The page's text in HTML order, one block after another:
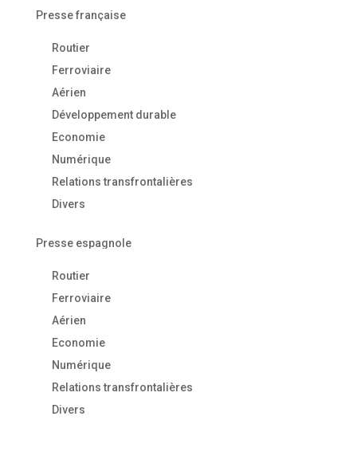
Presse française
Routier
Ferroviaire
Aérien
Développement durable
Economie
Numérique
Relations transfrontalières
Divers
Presse espagnole
Routier
Ferroviaire
Aérien
Economie
Numérique
Relations transfrontalières
Divers